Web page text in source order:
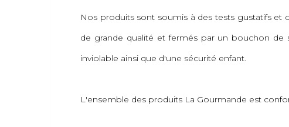
Nos produits sont soumis à des tests gustatifs et
de grande qualité et fermés par un bouchon de
inviolable ainsi que d'une sécurité enfant.
L'ensemble des produits La Gourmande est